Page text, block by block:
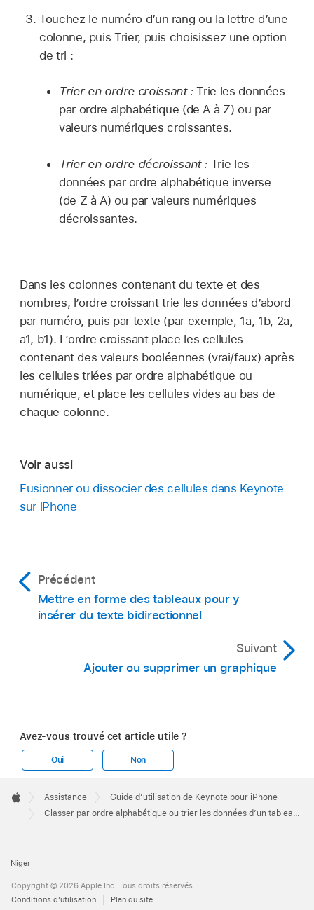
Touchez le numéro d’un rang ou la lettre d’une
colonne, puis Trier, puis choisissez une option
de tri :
Trier en ordre croissant :Trie les données
par ordre alphabétique (de A à Z) ou par
valeurs numériques croissantes.
Trier en ordre décroissant : Trie les
données par ordre alphabétique inverse
(de Z à A) ou par valeurs numériques
décroissantes.
Dans les colonnes contenant du texte et des
nombres, l’ordre croissant trie les données d’abord
par numéro, puis par texte (par exemple, 1a, 1b, 2a,
a1, b1). L’ordre croissant place les cellules
contenant des valeurs booléennes (vrai/faux) après
les cellules triées par ordre alphabétique ou
numérique, et place les cellules vides au bas de
chaque colonne.
Voir aussi
Fusionner ou dissocier des cellules dans Keynote
sur iPhone
Précédent
Mettre en forme des tableaux pour y
insérer du texte bidirectionnel
Suivant
Ajouter ou supprimer un graphique
Avez-vous trouvé cet article utile ?
Oui Non
Footer

Apple
Assistance
Guide d’utilisation de Keynote pour iPhone
Classer par ordre alphabétique ou trier les données d’un tableau dans Keynote sur iPhone
Niger
Copyright © 2026 Apple Inc. Tous droits réservés.
Conditions d’utilisation
Plan du site